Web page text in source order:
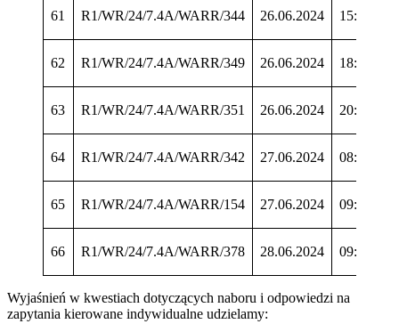
61 R1/WR/24/7.4A/WARR/344 26.06.2024 15:35:32
62 R1/WR/24/7.4A/WARR/349 26.06.2024 18:35:52
63 R1/WR/24/7.4A/WARR/351 26.06.2024 20:08:38
64 R1/WR/24/7.4A/WARR/342 27.06.2024 08:32:31
65 R1/WR/24/7.4A/WARR/154 27.06.2024 09:57:54
66 R1/WR/24/7.4A/WARR/378 28.06.2024 09:51:23
Wyjaśnień w kwestiach dotyczących naboru i odpowiedzi na
zapytania kierowane indywidualne udzielamy: